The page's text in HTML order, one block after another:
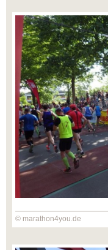
© marathon4you.de